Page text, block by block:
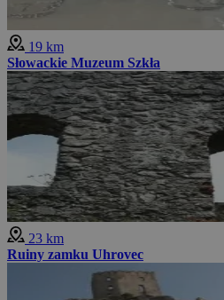
19 km
Słowackie Muzeum Szkła
23 km
Ruiny zamku Uhrovec